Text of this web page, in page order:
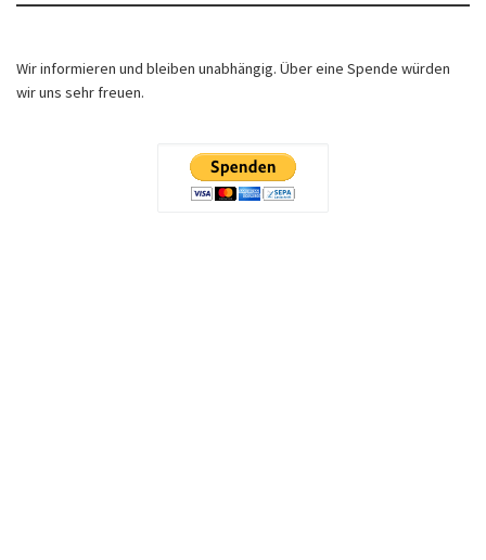
Wir informieren und bleiben unabhängig. Über eine Spende würden
wir uns sehr freuen.